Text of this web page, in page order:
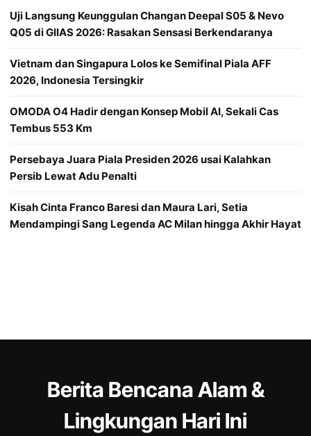
Uji Langsung Keunggulan Changan Deepal S05 & Nevo
Q05 di GIIAS 2026: Rasakan Sensasi Berkendaranya
Vietnam dan Singapura Lolos ke Semifinal Piala AFF
2026, Indonesia Tersingkir
OMODA O4 Hadir dengan Konsep Mobil AI, Sekali Cas
Tembus 553 Km
Persebaya Juara Piala Presiden 2026 usai Kalahkan
Persib Lewat Adu Penalti
Kisah Cinta Franco Baresi dan Maura Lari, Setia
Mendampingi Sang Legenda AC Milan hingga Akhir Hayat
Berita Bencana Alam &
Lingkungan Hari Ini